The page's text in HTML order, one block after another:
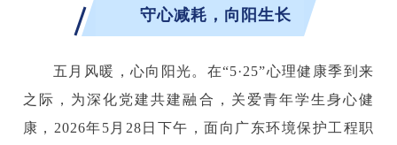
守心减耗，向阳生长
五月风暖，心向阳光。在“5·25”心理健康季到来
之际，为深化党建共建融合，关爱青年学生身心健
康，2026年5月28日下午，面向广东环境保护工程职